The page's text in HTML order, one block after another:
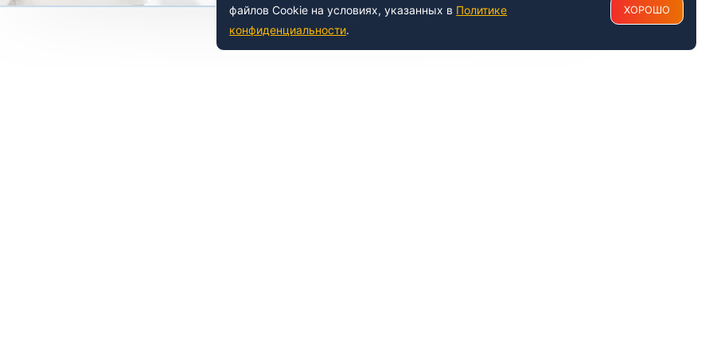
файлов Cookie на условиях, указанных в Политике
конфиденциальности.
ХОРОШО